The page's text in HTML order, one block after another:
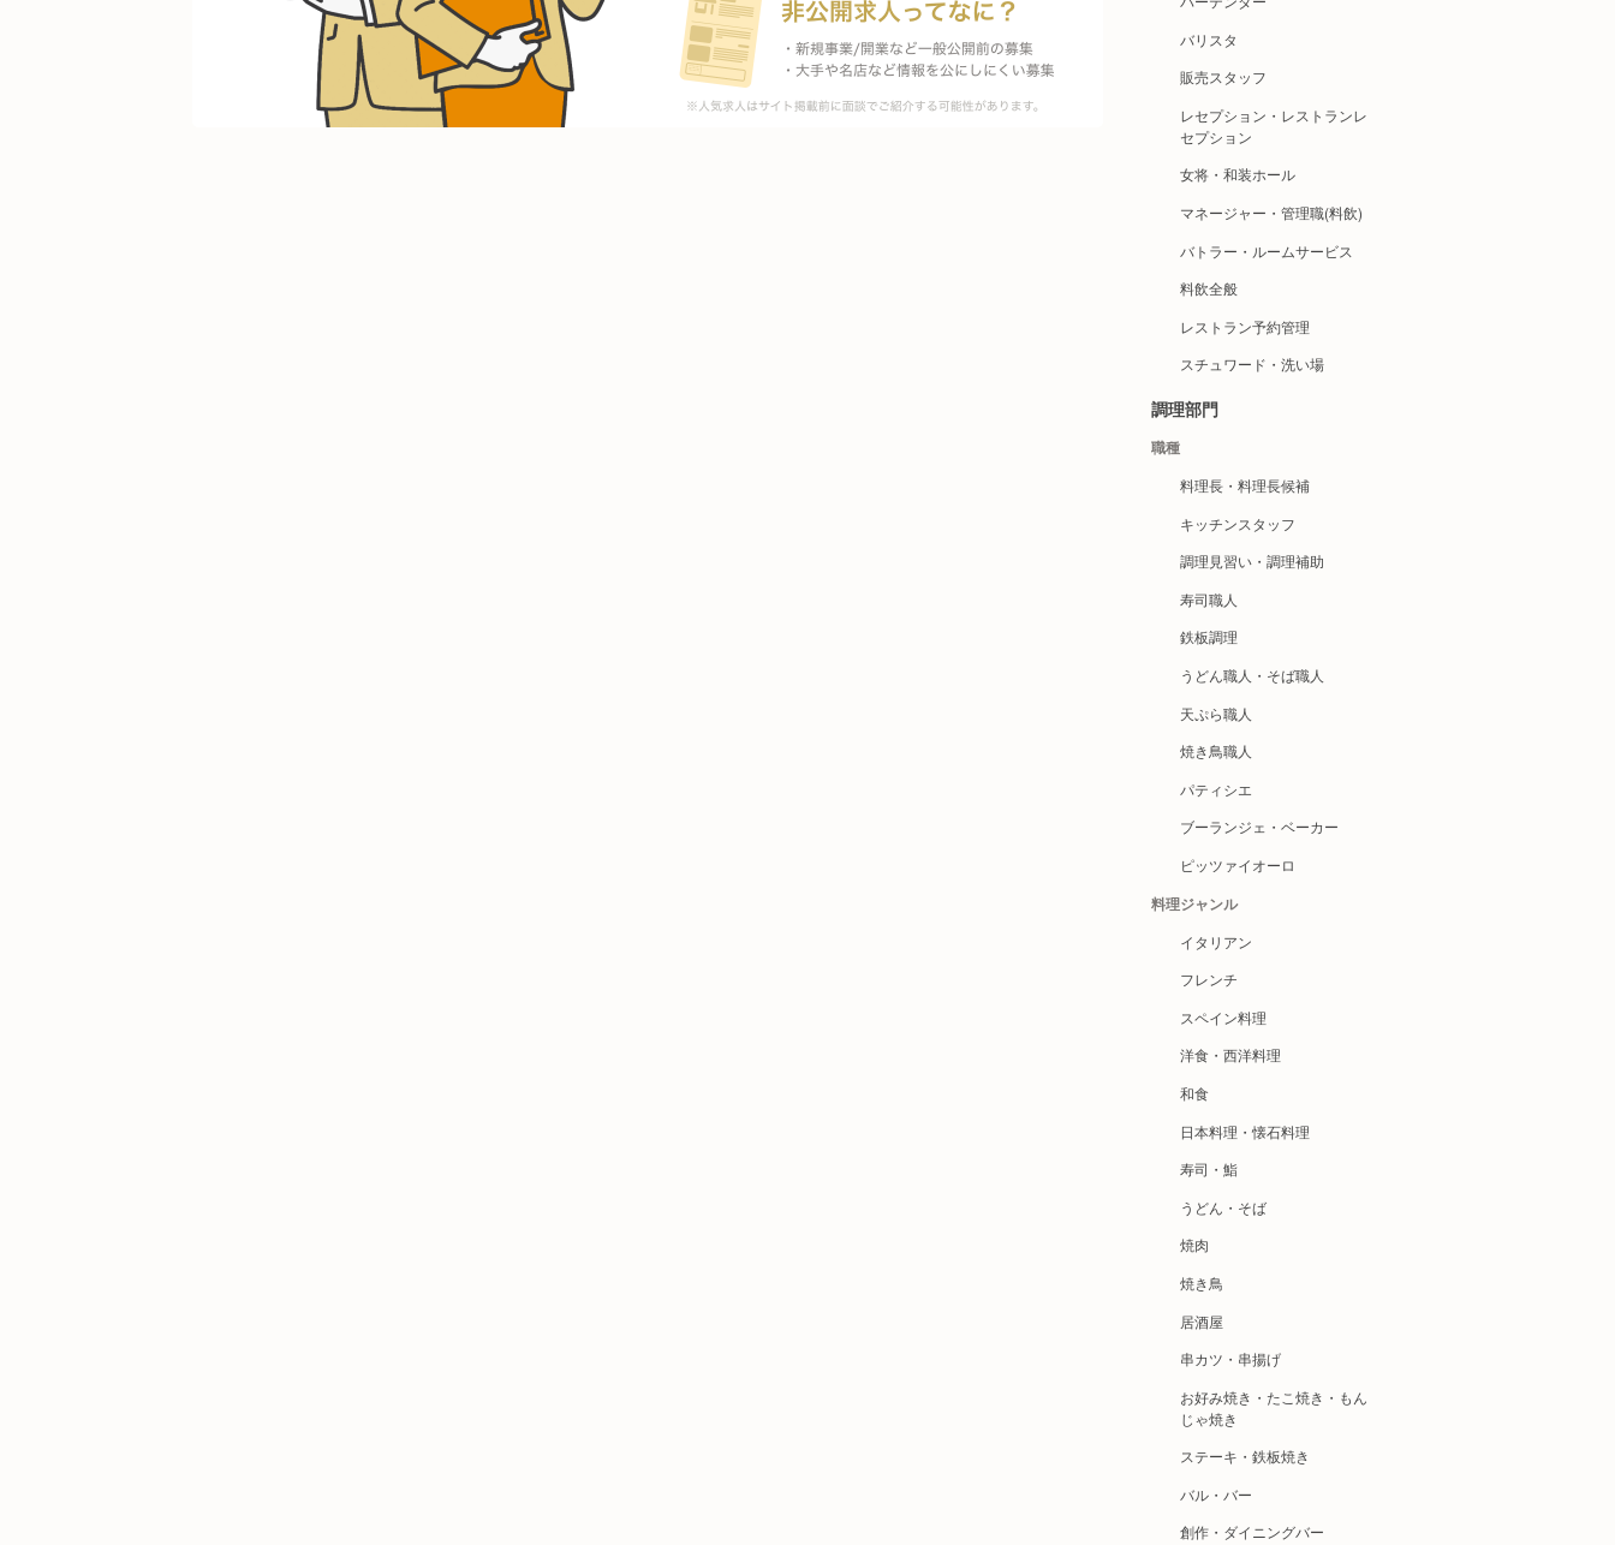
バリスタ
販売スタッフ
レセプション・レストランレ
セプション
女将・和装ホール
マネージャー・管理職(料飲)
バトラー・ルームサービス
料飲全般
レストラン予約管理
スチュワード・洗い場
調理部門
職種
料理長・料理長候補
キッチンスタッフ
調理見習い・調理補助
寿司職人
鉄板調理
うどん職人・そば職人
天ぷら職人
焼き鳥職人
パティシエ
ブーランジェ・ベーカー
ピッツァイオーロ
料理ジャンル
イタリアン
フレンチ
スペイン料理
洋食・西洋料理
和食
日本料理・懐石料理
寿司・鮨
うどん・そば
焼肉
焼き鳥
居酒屋
串カツ・串揚げ
お好み焼き・たこ焼き・もん
じゃ焼き
ステーキ・鉄板焼き
バル・バー
創作・ダイニングバー